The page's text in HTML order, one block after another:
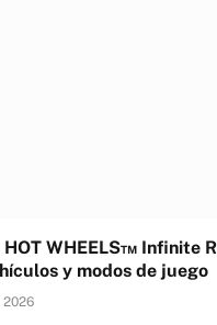
HOT WHEELS™ Infinite
y modos de juego
2026